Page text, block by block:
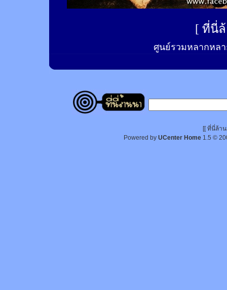
[ ที่นี่
ศูนย์รวมหลากหลา
[[ ที่นี่ล้า
Powered by UCenter Home 1.5 ©